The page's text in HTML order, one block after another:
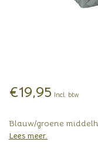
€19,95 Incl. btw
Blauw/groene
Lees meer.